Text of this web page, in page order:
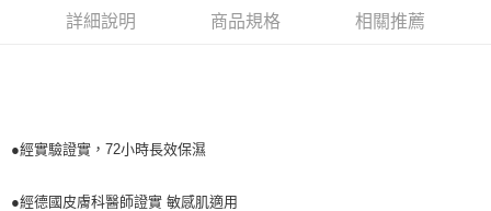
宅配［需2-3個工作天不含預購商品］
詳細說明 商品規格 相關推薦
●經實驗證實，72小時長效保濕
●經德國皮膚科醫師證實 敏感肌適用